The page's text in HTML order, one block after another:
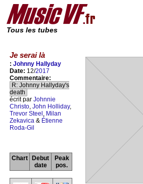
Tous les tubes
Je serai là
: Johnny Hallyday
Date: 12/2017
Commentaire:
R: Johnny Hallyday's
death
écrit par Johnnie
Christo, John Holliday,
Trevor Steel , Milan
Zekavica & Étienne
Roda-Gil
Chart
Debut
date
Peak
pos.